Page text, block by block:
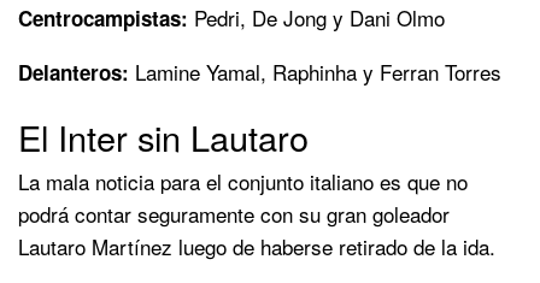
Centrocampistas: Pedri, De Jong y Dani Olmo
Delanteros: Lamine Yamal, Raphinha y Ferran Torres
El Inter sin Lautaro
La mala noticia para el conjunto italiano es que no
podrá contar seguramente con su gran goleador
Lautaro Martínez luego de haberse retirado de la ida.